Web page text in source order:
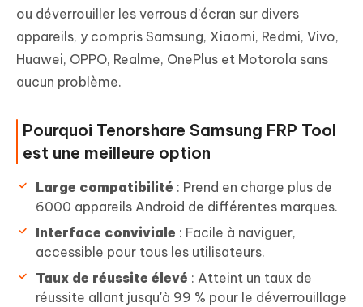
ou déverrouiller les verrous d'écran sur divers
appareils, y compris Samsung, Xiaomi, Redmi, Vivo,
Huawei, OPPO, Realme, OnePlus et Motorola sans
aucun problème.
Pourquoi Tenorshare Samsung FRP Tool
est une meilleure option
Large compatibilité : Prend en charge plus de
6000 appareils Android de différentes marques.
Interface conviviale : Facile à naviguer,
accessible pour tous les utilisateurs.
Taux de réussite élevé : Atteint un taux de
réussite allant jusqu'à 99 % pour le déverrouillage